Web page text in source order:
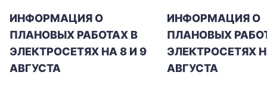
ИНФОРМАЦИЯ О
ПЛАНОВЫХ РАБОТАХ В
ЭЛЕКТРОСЕТЯХ НА 8 И 9
АВГУСТА
ИНФОРМАЦИЯ О
ПЛАНОВЫХ
ЭЛЕКТРОСЕТЯХ
АВГУСТА